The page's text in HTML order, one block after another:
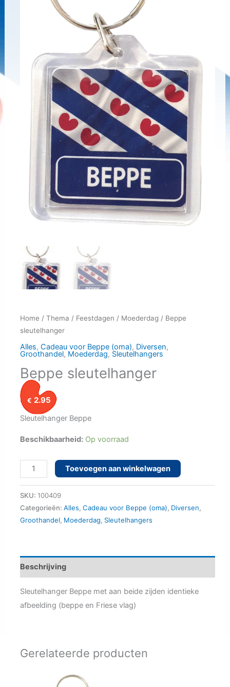
Home / Thema / Feestdagen / Moederdag / Beppe
sleutelhanger
Alles, Cadeau voor Beppe (oma), Diversen,
Groothandel, Moederdag, Sleutelhangers
Beppe sleutelhanger
€ 2.95
Sleutelhanger Beppe
Beschikbaarheid: Op voorraad
Beppe
sleutelhanger
aantal
Toevoegen aan winkelwagen
SKU: 100409
Categorieën: Alles, Cadeau voor Beppe (oma), Diversen,
Groothandel, Moederdag, Sleutelhangers
Beschrijving
Sleutelhanger Beppe met aan beide zijden identieke
afbeelding (beppe en Friese vlag)
Gerelateerde producten